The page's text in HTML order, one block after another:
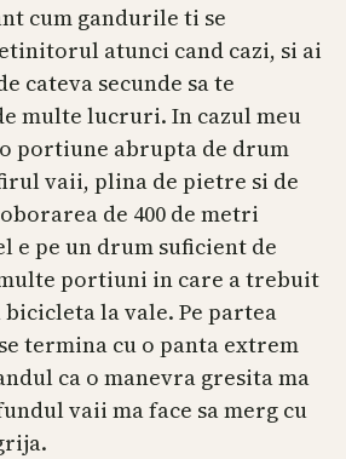
cum gandurile ti se
atunci cand cazi, si ai
cateva secunde sa te
multe lucruri. In cazul meu
portiune abrupta de drum
vaii, plina de pietre si de
de 400 de metri
e pe un drum suficient de
portiuni in care a trebuit
bicicleta la vale. Pe partea
termina cu o panta extrem
ca o manevra gresita ma
vaii ma face sa merg cu